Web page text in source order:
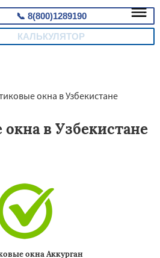
📞 8(800)1289190
КАЛЬКУЛЯТОР
окна в Узбекистане
в Узбекистане
окна Аккурган